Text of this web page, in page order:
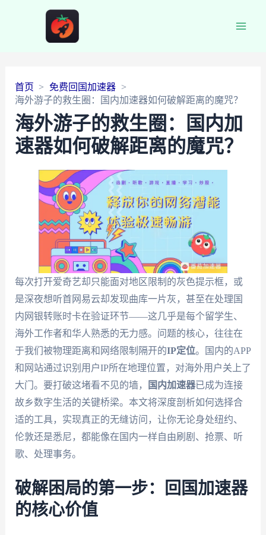
首页
免费回国加速器
海外游子的救生圈：国内加速器如何破解距离的魔咒？
海外游子的救生圈：国内加
速器如何破解距离的魔咒？
每次打开爱奇艺却只能面对地区限制的灰色提示框，或
是深夜想听首网易云却发现曲库一片灰，甚至在处理国
内网银转账时卡在验证环节——这几乎是每个留学生、
海外工作者和华人熟悉的无力感。问题的核心，往往在
于我们被物理距离和网络限制隔开的IP定位。国内的APP
和网站通过识别用户IP所在地理位置，对海外用户关上了
大门。要打破这堵看不见的墙，
国内加速器已成为连接
故乡数字生活的关键桥梁。本文将深度剖析如何选择合
适的工具，实现真正的无缝访问，让你无论身处纽约、
伦敦还是悉尼，都能像在国内一样自由刷剧、抢票、听
歌、处理事务。
破解困局的第一步：回国加速器
的核心价值